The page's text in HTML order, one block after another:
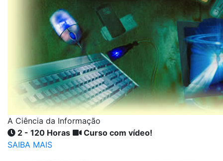
A Ciência da Informação
2 - 120 Horas
Curso com vídeo!
SAIBA MAIS